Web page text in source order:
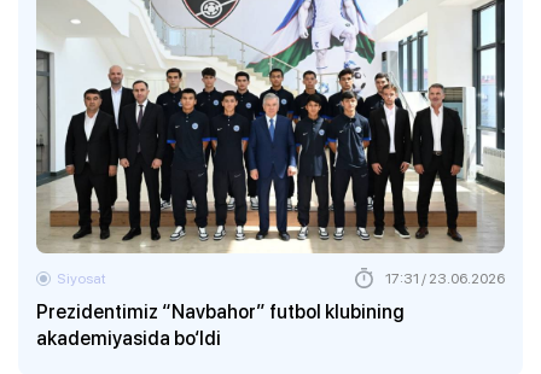
Prezidentimiz “Navbahor” futbol klubining
akademiyasida bo‘ldi
Siyosat 17:31 / 23.06.2026